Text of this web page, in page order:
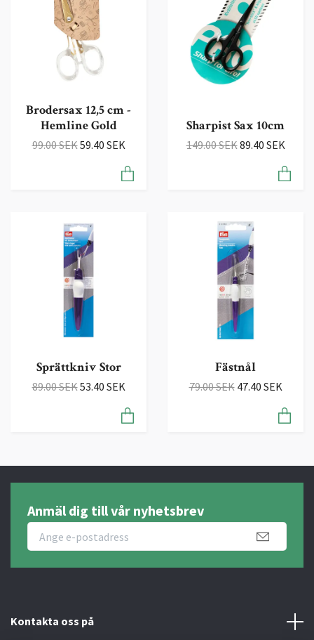
Brodersax 12,5 cm -
Hemline Gold
99.00 SEK59.40 SEK
Sharpist Sax 10cm
149.00 SEK89.40 SEK
Sprättkniv Stor
89.00 SEK53.40 SEK
Fästnål
79.00 SEK 47.40 SEK
Anmäl dig till vår nyhetsbrev
Kontakta oss på